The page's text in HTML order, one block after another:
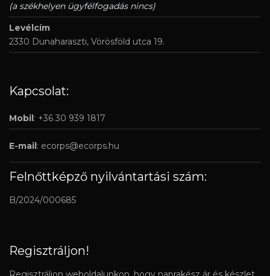
(a székhelyen ügyfélfogadás nincs)
Levélcím
2330 Dunaharaszti, Vörösföld utca 19.
Kapcsolat:
Mobil : +36 30 939 1817
E-mail : ecorps@ecorps.hu
Felnőttképző nyilvántartási szám:
B/2024/000685
Regisztráljon!